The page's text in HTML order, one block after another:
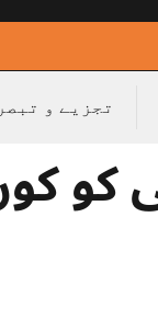
تجزیے و